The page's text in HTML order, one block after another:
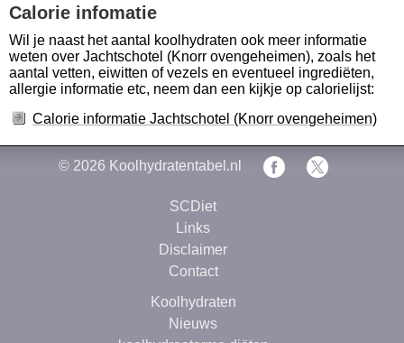
Calorie infomatie
Wil je naast het aantal koolhydraten ook meer informatie
weten over Jachtschotel (Knorr ovengeheimen), zoals het
aantal vetten, eiwitten of vezels en eventueel ingrediëten,
allergie informatie etc, neem dan een kijkje op calorielijst:
Calorie informatie Jachtschotel (Knorr ovengeheimen)
© 2026 Koolhydratentabel.nl
SCDiet
Links
Disclaimer
Contact
Koolhydraten
Nieuws